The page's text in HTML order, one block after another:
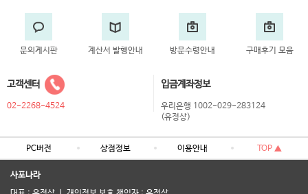
문의게시판 계산서 발행안내 방문수령안내 구매후기 모음
고객센터
02-2268-4524
입금계좌정보
우리은행 1002-029-283124
(유정상)
PC버전 상점정보 이용안내 TOP ▲
사포나라